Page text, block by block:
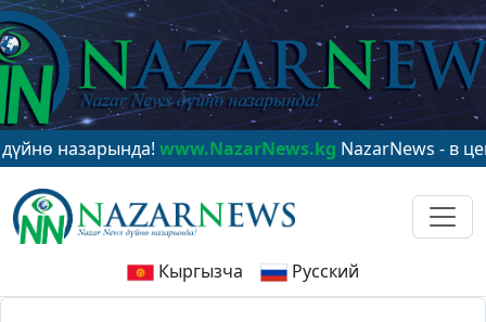
www.NazarNews.kgNazarNews - в центре
Кыргызча Русский